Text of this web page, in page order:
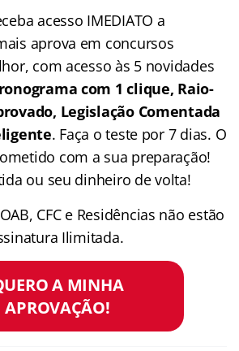
acesso IMEDIATO a
aprova em concursos
com acesso às 5 novidades
com 1 clique, Raio-
Legislação Comentada
. Faça o teste por 7 dias. O
com a sua preparação!
ou seu dinheiro de volta!
CFC e Residências não estão
Ilimitada.
A MINHA
APROVAÇÃO!